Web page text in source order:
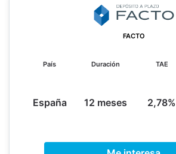
FACTO
País
España
Duración
12 meses
TAE
2,78%